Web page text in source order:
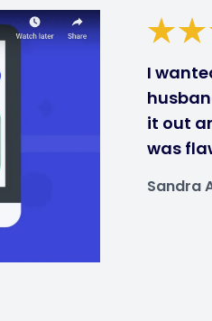
I
it out
was
Sandra